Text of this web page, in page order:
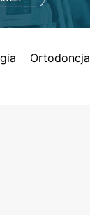
Ortodoncja